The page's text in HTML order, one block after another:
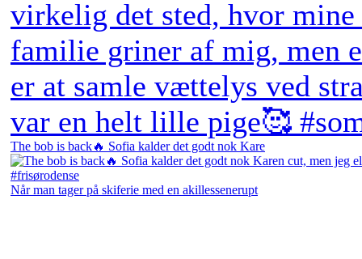
The bob is back🔥 Sofia kalder det godt nok Kare
Når man tager på skiferie med en akillessenerupt